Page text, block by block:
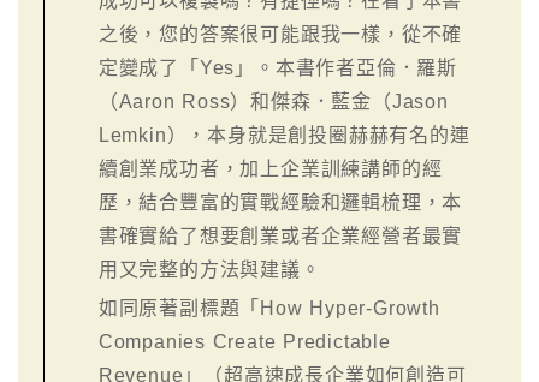
之後，您的答案很可能跟我一樣，從不確
定變成了「Yes」。本書作者亞倫．羅斯
（Aaron Ross）和傑森．藍金（Jason
Lemkin），本身就是創投圈赫赫有名的連
續創業成功者，加上企業訓練講師的經
歷，結合豐富的實戰經驗和邏輯梳理，本
書確實給了想要創業或者企業經營者最實
用又完整的方法與建議。
如同原著副標題「How Hyper-Growth
Companies Create Predictable
Revenue」（超高速成長企業如何創造可